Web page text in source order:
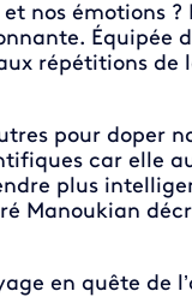
nos émotions ?
Équipée
répétitions de
pour doper
car elle
plus
Manoukian
en quête de